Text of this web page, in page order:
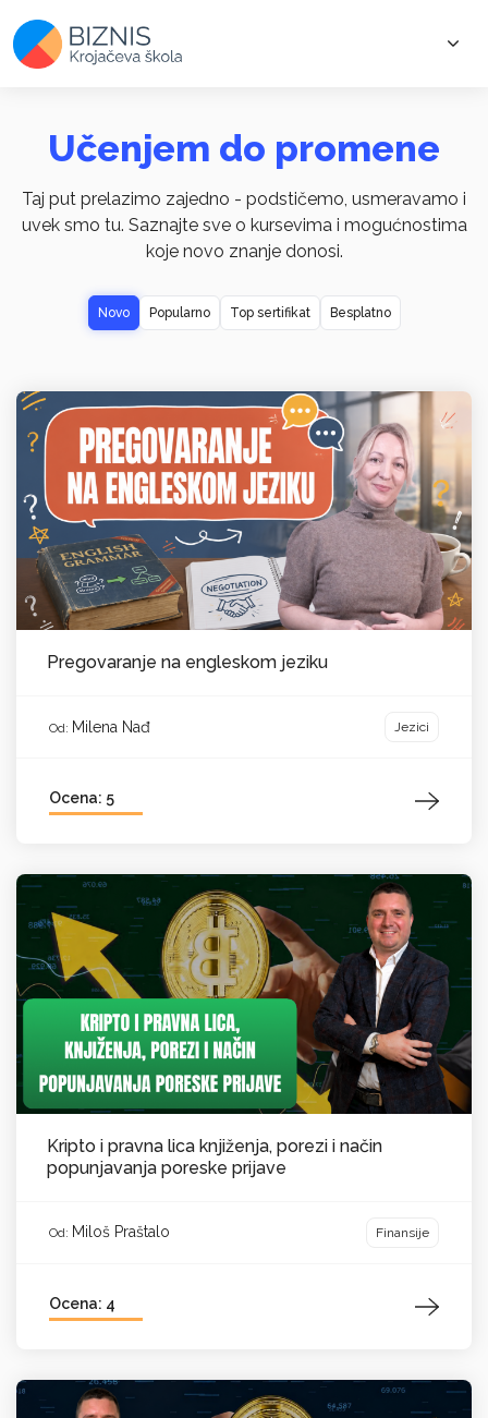
Učenjem do promene
Taj put prelazimo zajedno - podstičemo, usmeravamo i
uvek smo tu. Saznajte sve o kursevima i mogućnostima
koje novo znanje donosi.
Novo Popularno Top sertifikat Besplatno
Pregovaranje na engleskom jeziku
Od: Milena Nađ Jezici
Ocena: 5
Kripto i pravna lica knjiženja, porezi i način
popunjavanja poreske prijave
Od: Miloš Praštalo Finansije
Ocena: 4